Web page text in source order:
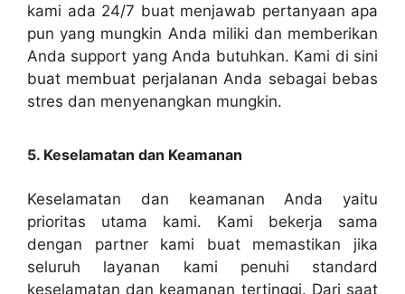
kami ada 24/7 buat menjawab pertanyaan apa
pun yang mungkin Anda miliki dan memberikan
Anda support yang Anda butuhkan. Kami di sini
buat membuat perjalanan Anda sebagai bebas
stres dan menyenangkan mungkin.
5. Keselamatan dan Keamanan
Keselamatan dan keamanan Anda yaitu
prioritas utama kami. Kami bekerja sama
dengan partner kami buat memastikan jika
seluruh layanan kami penuhi standard
keselamatan dan keamanan tertinggi. Dari saat